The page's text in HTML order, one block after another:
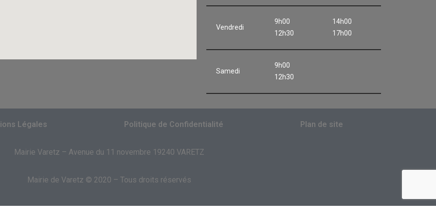
Vendredi
9h00
12h30
14h00
17h00
Samedi
9h00
12h30
Légales Politique de Confidentialité Plan de site
Mairie Varetz – Avenue du 11 novembre 19240 VARETZ
Mairie de Varetz © 2020 – Tous droits réservés